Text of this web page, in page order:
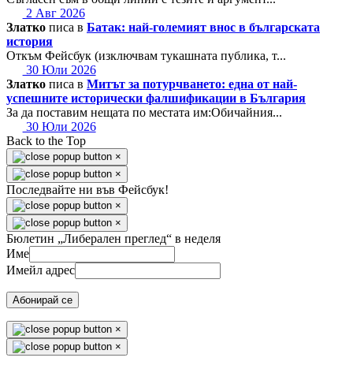
2 Авг 2026
Златко писа в Батак: най-големият внос в българската
история
Откъм Фейсбук (изключвам тукашната публика, т...
30 Юли 2026
Златко писа в Митът за потурчването: една от най-
успешните исторически фалшификации в България
За да поставим нещата по местата им:Обичайния...
30 Юли 2026
Back to the Top
×
×
Последвайте ни във Фейсбук!
×
×
Бюлетин „Либерален преглед“ в неделя
Име
Имейл адрес
Абонирай се
×
×